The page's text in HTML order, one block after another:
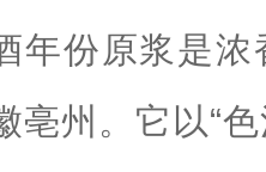
年份原浆是
亳州。它以“